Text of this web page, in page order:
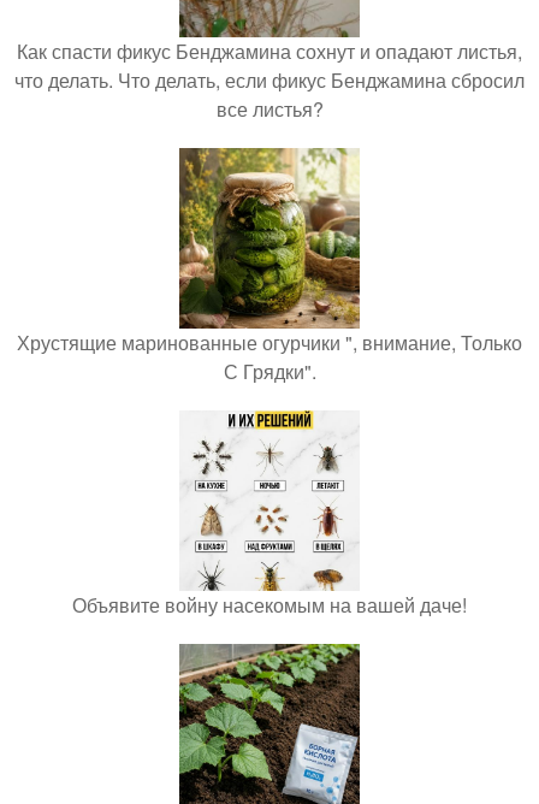
Как спасти фикус Бенджамина сохнут и опадают листья,
что делать. Что делать, если фикус Бенджамина сбросил
все листья?
Хрустящие маринованные огурчики ", внимание, Только
С Грядки".
Объявите войну насекомым на вашей даче!